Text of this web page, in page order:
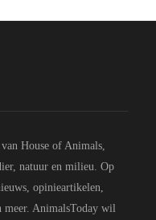
House of Animals,
natuur en milieu. Op
opinieartikelen,
meer. AnimalsToday wil